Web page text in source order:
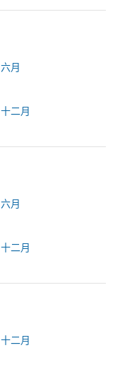
六月
十二月
六月
十二月
十二月